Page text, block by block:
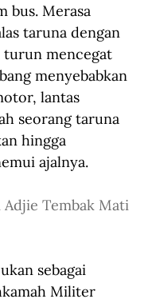
bus. Merasa
taruna dengan
turun mencegat
menyebabkan
lantas
seorang taruna
hingga
ajalnya.
Tembak Mati
sebagai
Militer